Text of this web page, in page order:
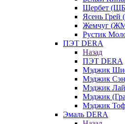
Щербет
Ясень Грей
Жемчуг
Рустик
ПЭТ DERA
Назад
ПЭТ DERA
Мэджик
Мэджик
Мэджик
Мэджик
Мэджик
Эмаль DERA